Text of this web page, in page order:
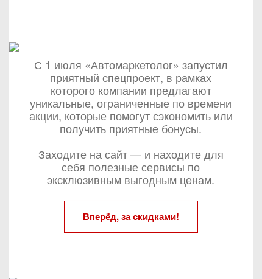
С 1 июля «Автомаркетолог» запустил
приятный спецпроект, в рамках
которого компании предлагают
уникальные, ограниченные по времени
акции, которые помогут сэкономить или
получить приятные бонусы.
Заходите на сайт — и находите для
себя полезные сервисы по
эксклюзивным выгодным ценам.
Вперёд, за скидками!